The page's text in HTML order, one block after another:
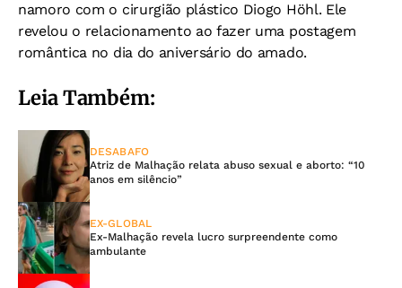
namoro com o cirurgião plástico Diogo Höhl. Ele
revelou o relacionamento ao fazer uma postagem
romântica no dia do aniversário do amado.
Leia Também:
DESABAFO
Atriz de Malhação relata abuso sexual e aborto: “10
anos em silêncio”
EX-GLOBAL
Ex-Malhação revela lucro surpreendente como
ambulante